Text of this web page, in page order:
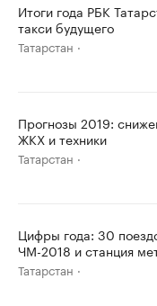
Итоги года РБК
такси будущего
Татарстан
Прогнозы 2019:
ЖКХ и техники
Татарстан
Цифры года: 30
ЧМ-2018 и станция
Татарстан